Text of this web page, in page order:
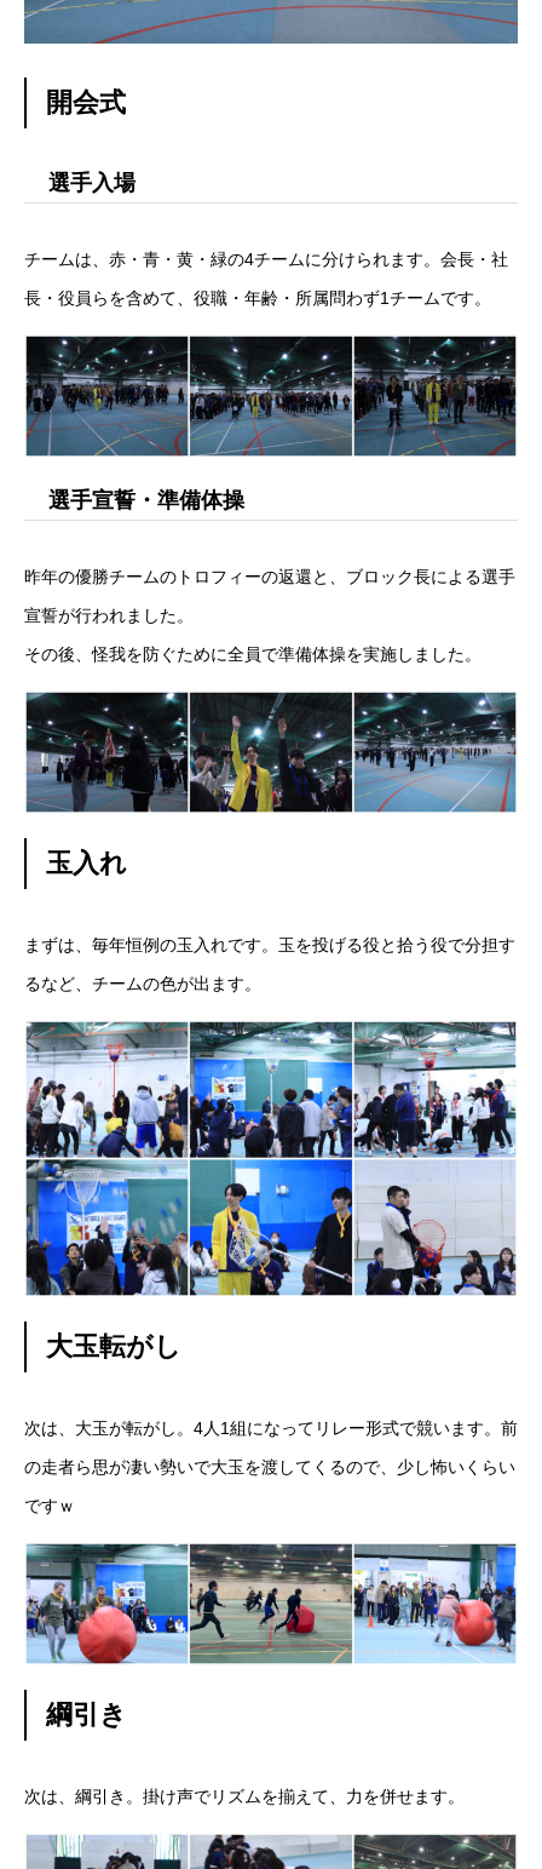
福利厚生
ユニーク制度
遊ぶ
社員を知る Interview
応募する
新卒採用エントリー
第二新卒採用エントリー
キャリア採用エントリー
リファラル採用エントリー
ホーム 企業 事業 業務 待遇 ブログ インタビュー
開会式
選手入場
チームは、赤・青・黄・緑の4チームに分けられます。会長・社
長・役員らを含めて、役職・年齢・所属問わず1チームです。
選手宣誓・準備体操
昨年の優勝チームのトロフィーの返還と、ブロック長による選手
宣誓が行われました。
その後、怪我を防ぐために全員で準備体操を実施しました。
玉入れ
まずは、毎年恒例の玉入れです。玉を投げる役と拾う役で分担す
るなど、チームの色が出ます。
大玉転がし
次は、大玉が転がし。4人1組になってリレー形式で競います。前
の走者ら思が凄い勢いで大玉を渡してくるので、少し怖いくらい
ですｗ
綱引き
次は、綱引き。掛け声でリズムを揃えて、力を併せます。